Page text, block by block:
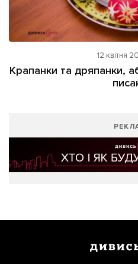
12 квітня
Крапанки та дряпанки,